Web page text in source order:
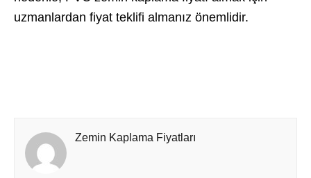
uzmanlardan fiyat teklifi almanız önemlidir.
Zemin Kaplama Fiyatları